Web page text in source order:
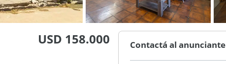
USD 158.000 Contactá al anunciante